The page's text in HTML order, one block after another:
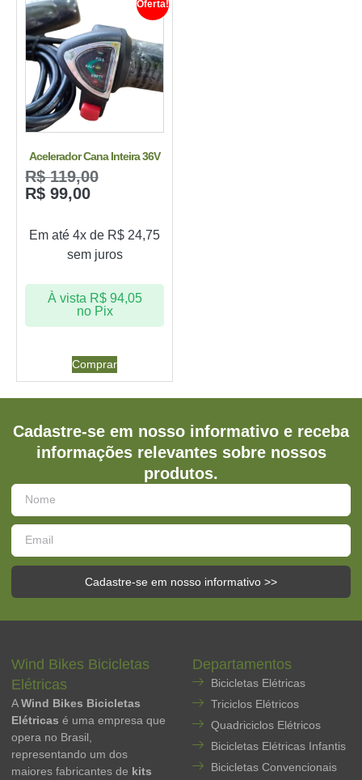
Oferta!
Acelerador Cana Inteira 36V
R$119,00
R$ 99,00
Em até 4x de R$ 24,75
sem juros
À vista R$94,05
no Pix
Comprar
Cadastre-se em nosso informativo e receba
informações relevantes sobre nossos
produtos.
Cadastre-se em nosso informativo >>
Wind Bikes Bicicletas
Elétricas
AWind Bikes Bicicletas
Elétricas é uma empresa que
opera no Brasil,
representando um dos
maiores fabricantes de kits
Departamentos
Bicicletas Elétricas
Triciclos Elétricos
Quadriciclos Elétricos
Bicicletas Elétricas Infantis
Bicicletas Convencionais